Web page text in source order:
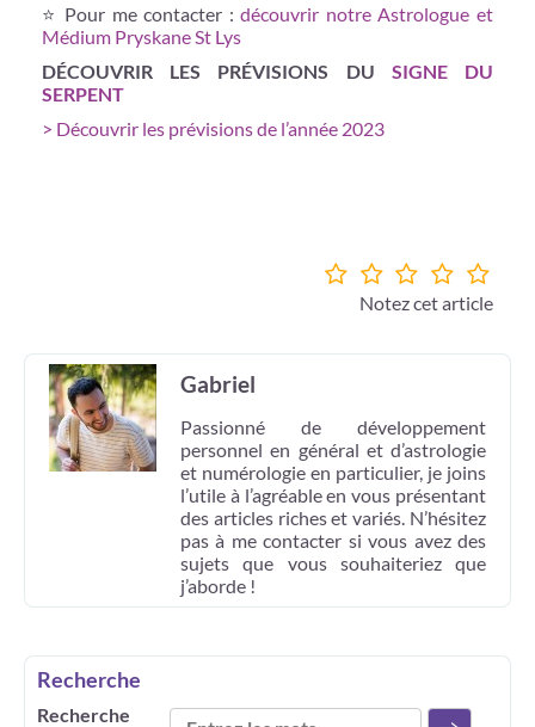
⭐ Pour me contacter :découvrir notre Astrologue et
Médium Pryskane St Lys
DÉCOUVRIR LES PRÉVISIONS DU SIGNE DU
SERPENT
> Découvrir les prévisions de l’année 2023
Notez cet article
Gabriel
Passionné de développement
personnel en général et d’astrologie
et numérologie en particulier, je joins
l’utile à l’agréable en vous présentant
des articles riches et variés. N’hésitez
pas à me contacter si vous avez des
sujets que vous souhaiteriez que
j’aborde !
Recherche
Recherche